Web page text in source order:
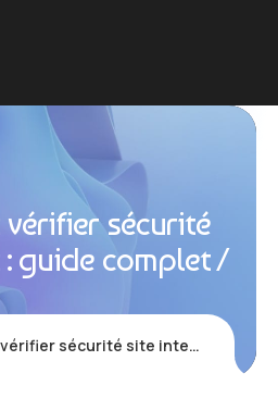
vérifier sécurité
guide complet
sécurité site internet : guide complet